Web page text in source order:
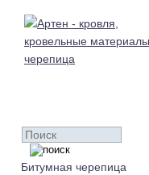
Битумная черепица